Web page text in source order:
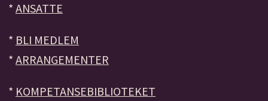
* ANSATTE
* BLI MEDLEM
* ARRANGEMENTER
* KOMPETANSEBIBLIOTEKET